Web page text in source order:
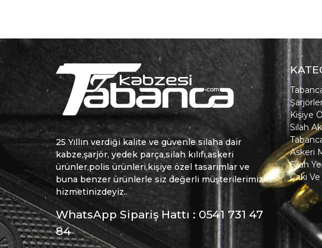
25 Yıllın verdiği kalite ve güvenle silaha dair
kabze,şarjör, yedek parça,silah kılıfı,askeri
ürünler,polis ürünleri,kişiye özel tasarımlar ve
buna benzer ürünlerle siz değerli müşterilerimizin
hizmetinizdeyiz..
WhatsApp Sipariş Hattı : 0541 731 47
84
Kişiye
Silah
Askeri
Silah
Çakı